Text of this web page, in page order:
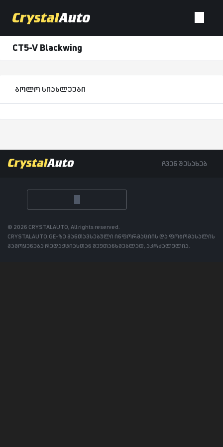
CT5-V Blackwing
ბოლო სიახლეები
ჩვენ შესახებ
© 2026 CRYSTALAUTO, All rights reserved.
CRYSTALAUTO.GE-ზე განთავსებული ინფორმაციის და ფოტომასალის
გამოყენება რედაქციასთან შეუთანხმებლად, აკრძალულია.